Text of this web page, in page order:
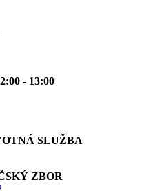
- 13:00
SLUŽBA
ZBOR